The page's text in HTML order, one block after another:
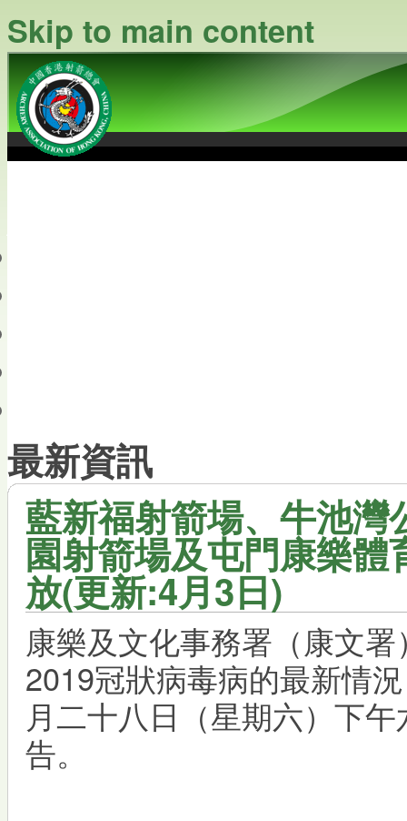
Skip to main content
最新資訊
藍新福射箭場、牛池
園射箭場及屯門康樂
放(更新:4月3日)
康樂及文化事務署（康文
2019冠狀病毒病的最新情
月二十八日（星期六）下
告。